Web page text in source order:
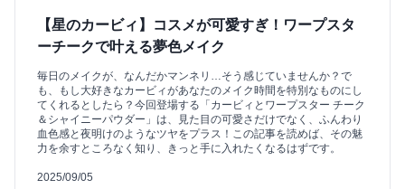
【星のカービィ】コスメが可愛すぎ！ワープスタ
ーチークで叶える夢色メイク
毎日のメイクが、なんだかマンネリ…そう感じていませんか？で
も、もし大好きなカービィがあなたのメイク時間を特別なものにし
てくれるとしたら？今回登場する「カービィとワープスター チーク
＆シャイニーパウダー」は、見た目の可愛さだけでなく、ふんわり
血色感と夜明けのようなツヤをプラス！この記事を読めば、その魅
力を余すところなく知り、きっと手に入れたくなるはずです。
2025/09/05